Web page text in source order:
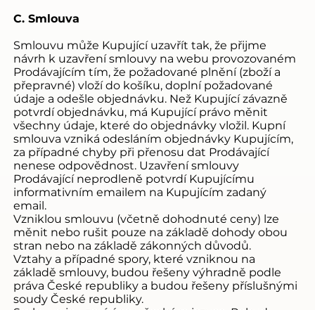
C. Smlouva
Smlouvu může Kupující uzavřít tak, že přijme
návrh k uzavření smlouvy na webu provozovaném
Prodávajícím tím, že požadované plnění (zboží a
přepravné) vloží do košíku, doplní požadované
údaje a odešle objednávku. Než Kupující závazně
potvrdí objednávku, má Kupující právo měnit
všechny údaje, které do objednávky vložil. Kupní
smlouva vzniká odesláním objednávky Kupujícím,
za případné chyby při přenosu dat Prodávající
nenese odpovědnost. Uzavření smlouvy
Prodávající neprodleně potvrdí Kupujícímu
informativním emailem na Kupujícím zadaný
email.
Vzniklou smlouvu (včetně dohodnuté ceny) lze
měnit nebo rušit pouze na základě dohody obou
stran nebo na základě zákonných důvodů.
Vztahy a případné spory, které vzniknou na
základě smlouvy, budou řešeny výhradně podle
práva České republiky a budou řešeny příslušnými
soudy České republiky.